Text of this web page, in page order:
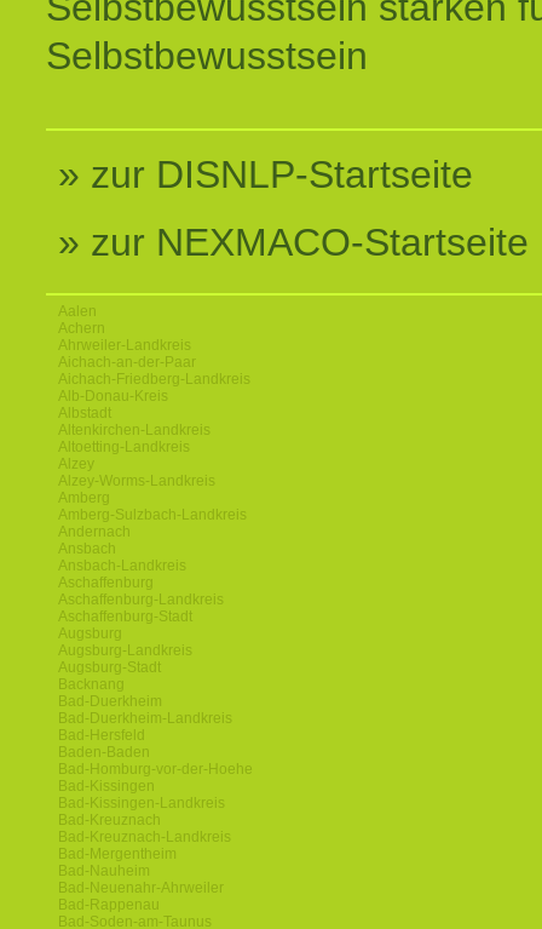
Selbstbewusstsein
» zur DISNLP-Startseite
» zur NEXMACO-Startseite
Aalen
Achern
Ahrweiler-Landkreis
Aichach-an-der-Paar
Aichach-Friedberg-Landkreis
Alb-Donau-Kreis
Albstadt
Altenkirchen-Landkreis
Altoetting-Landkreis
Alzey
Alzey-Worms-Landkreis
Amberg
Amberg-Sulzbach-Landkreis
Andernach
Ansbach
Ansbach-Landkreis
Aschaffenburg
Aschaffenburg-Landkreis
Aschaffenburg-Stadt
Augsburg
Augsburg-Landkreis
Augsburg-Stadt
Backnang
Bad-Duerkheim
Bad-Duerkheim-Landkreis
Bad-Hersfeld
Baden-Baden
Bad-Homburg-vor-der-Hoehe
Bad-Kissingen
Bad-Kissingen-Landkreis
Bad-Kreuznach
Bad-Kreuznach-Landkreis
Bad-Mergentheim
Bad-Nauheim
Bad-Neuenahr-Ahrweiler
Bad-Rappenau
Bad-Soden-am-Taunus